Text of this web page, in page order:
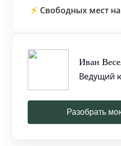
⚡ Свободных мест
Иван
Ведущий
Разобрать